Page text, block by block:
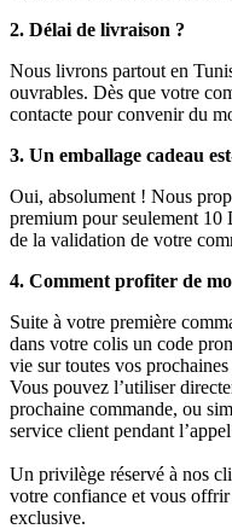
2. Délai de livraison ?
Nous livrons partout en
ouvrables. Dès que votre
contacte pour convenir du
3. Un emballage cadeau
Oui, absolument ! Nous
premium pour seulement
de la validation de votre
4. Comment profiter de
Suite à votre première
dans votre colis un code
vie sur toutes vos
Vous pouvez l’utiliser
prochaine commande, ou
service client pendant
Un privilège réservé à nos
votre confiance et vous
exclusive.